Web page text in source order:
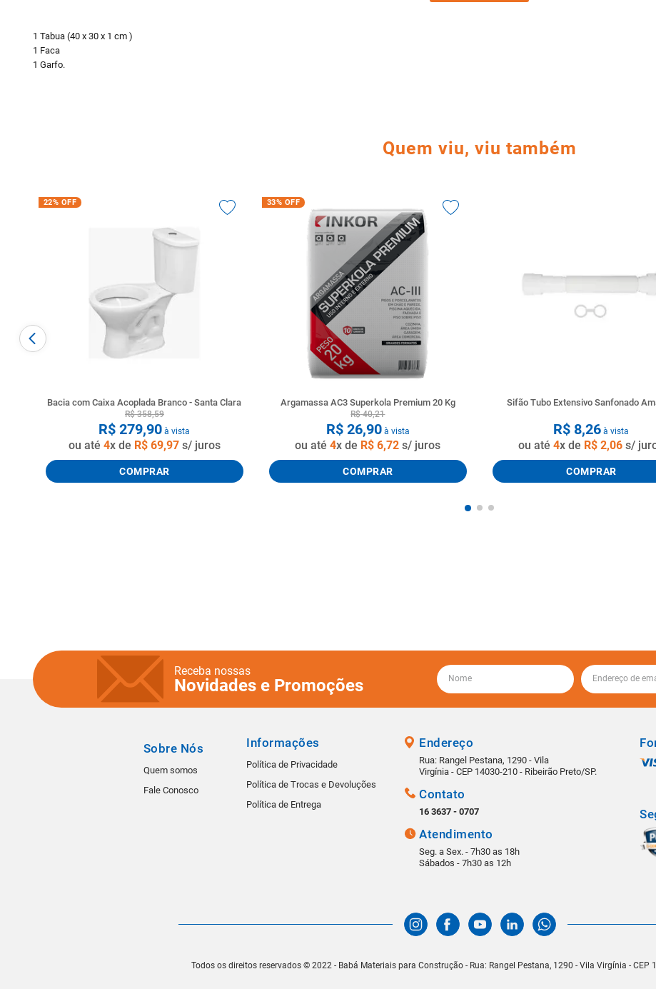
1 Tabua (40 x 30 x 1 cm )
1 Faca
1 Garfo.
Quem viu, viu também
22% OFF
Bacia com Caixa Acoplada Branco - Santa Clara
R$ 358,59
R$ 279,90 à vista
ou até 4x de R$ 69,97s/ juros
COMPRAR
33% OFF
Argamassa AC3 Superkola Premium 20 Kg
R$ 40,21
R$ 26,90à vista
ou até4x de R$ 6,72 s/ juros
COMPRAR
Sifão Tubo Extensivo Sanfonado
R$ 8,26 à vista
ou até4x de R$ 2,06 s/
COMPRAR
Receba nossas
Novidades e Promoções
Sobre Nós
Quem somos
Fale Conosco
Informações
Política de Privacidade
Política de Trocas e Devoluções
Política de Entrega
Endereço
Rua: Rangel Pestana, 1290 - Vila
Virgínia - CEP 14030-210 - Ribeirão Preto/SP.
Contato
16 3637 - 0707
Atendimento
Seg. a Sex. - 7h30 as 18h
Sábados - 7h30 as 12h
Todos os direitos reservados © 2022 - Babá Materiais para Construção - Rua: Rangel Pestana, 1290 - Vila Virgínia - CEP